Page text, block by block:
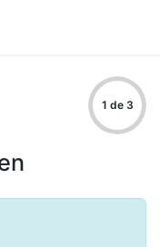
1 de 3